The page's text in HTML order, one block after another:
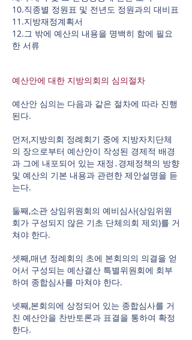
10.직종별 정원표 및 전년도 정원과의 대비표
11.지방재정계획서
12.그 밖에 예산의 내용을 명백히 함에 필요
한 서류
예산안에 대한 지방의회의 심의절차
예산안 심의는 다음과 같은 절차에 따라 진행
된다.
먼저,지방의회 정례회기 중에 지방자치단체
의 장으로부터 예산안이 작성된 경제적 배경
과 그에 내포되어 있는 재정․경제정책의 방향
및 예산의 기본 내용과 관련한 제안설명을 듣
는다.
둘째,소관 상임위원회의 예비심사(상임위원
회가 구성되지 않은 기초 단체의회 제외)를 거
쳐야 한다.
셋째,매년 정례회의 초에 본회의의 의결을 얻
어서 구성되는 예산결산 특별위원회에 회부
하여 종합심사를 마쳐야 한다.
넷째,본회의에 상정되어 있는 종합심사를 거
친 예산안을 찬반토론과 표결을 통하여 확정
한다.